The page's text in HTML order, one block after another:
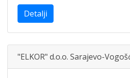
Detalji
"ELKOR" d.o.o. Sarajevo-